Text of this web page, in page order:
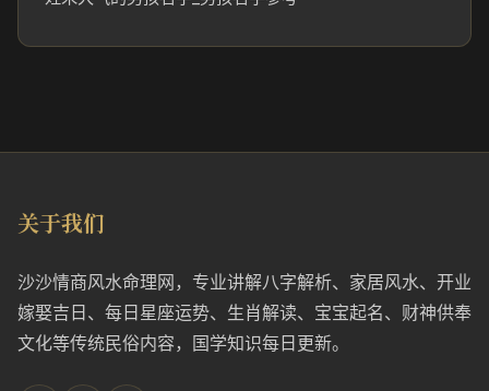
关于我们
沙沙情商风水命理网，专业讲解八字解析、家居风水、开业
嫁娶吉日、每日星座运势、生肖解读、宝宝起名、财神供奉
文化等传统民俗内容，国学知识每日更新。